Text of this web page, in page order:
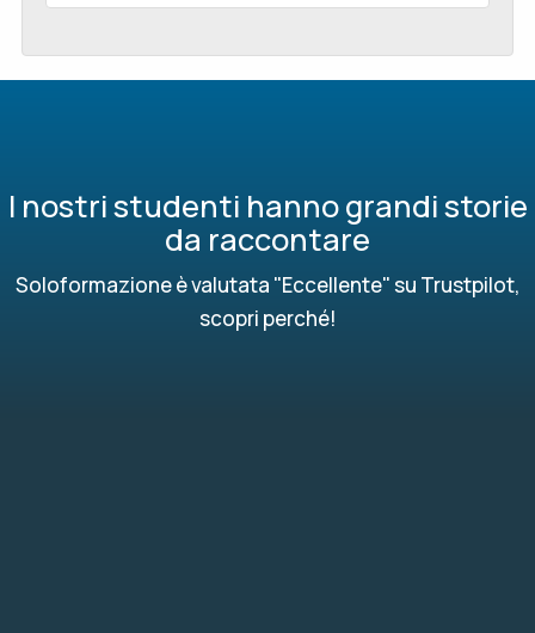
I nostri studenti hanno grandi storie
da raccontare
Soloformazione è valutata "Eccellente" su Trustpilot,
scopri perché!